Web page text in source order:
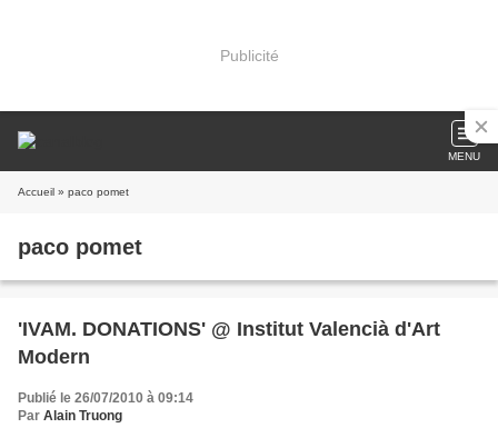
Publicité
MENU
Accueil » paco pomet
paco pomet
'IVAM. DONATIONS' @ Institut Valencià d'Art
Modern
Publié le 26/07/2010 à 09:14
Par Alain Truong